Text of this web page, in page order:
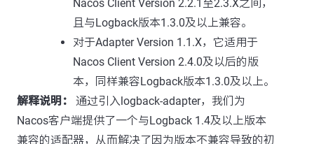
Nacos Client Version 2.2.1至2.3.X之间，
且与Logback版本1.3.0及以上兼容。
对于Adapter Version 1.1.X，它适用于
Nacos Client Version 2.4.0及以后的版
本，同样兼容Logback版本1.3.0及以上。
解释说明：
通过引入logback-adapter，我们为
Nacos客户端提供了一个与Logback 1.4及以上版本
兼容的适配器，从而解决了因为版本不兼容导致的初